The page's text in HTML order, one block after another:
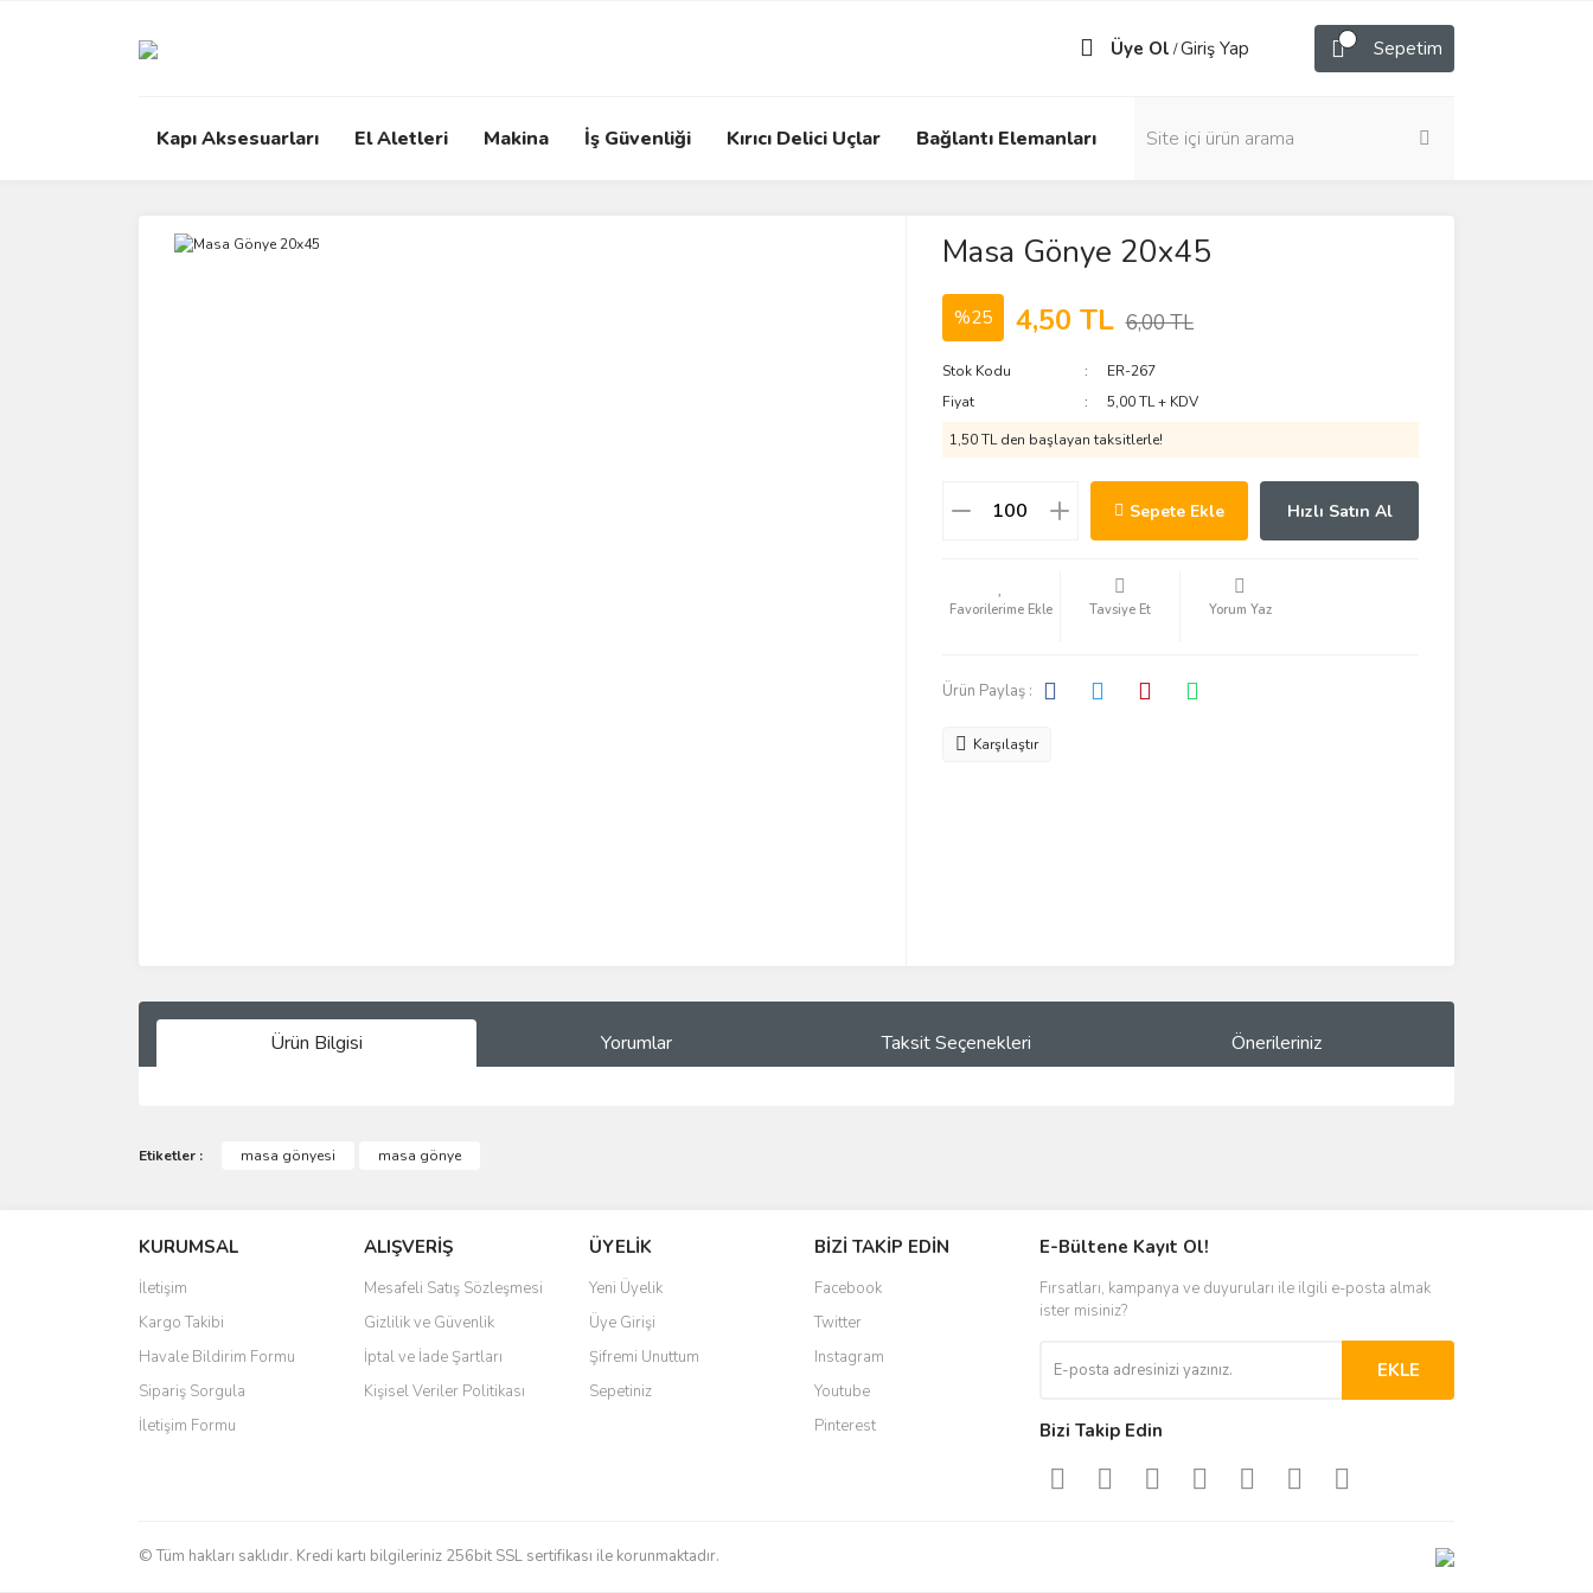
Üye Ol /Giriş Yap Sepetim
Kapı Aksesuarları El Aletleri Makina İş Güvenliği Kırıcı Delici Uçlar Bağlantı Elemanları
Masa Gönye 20x45
%25 4,50 TL 6,00 TL
Stok Kodu
ER-267
Fiyat
5,00 TL + KDV
1,50 TL den başlayan taksitlerle!
Sepete Ekle Hızlı Satın Al
Tavsiye Et Yorum Yaz
Ürün Paylaş :
Karşılaştır
Ürün Bilgisi Yorumlar Taksit Seçenekleri Önerileriniz
Yorum Yaz
Görüş ve önerileriniz için teşekkür ederiz.
Ürün açıklamasında eksik bilgiler bulunuyor.
Ürün bilgilerinde hatalar bulunuyor.
Ürün fiyatı diğer sitelerden daha pahalı.
Bu ürüne benzer farklı alternatifler olmalı.
Etiketler : masa gönyesi masa gönye
KURUMSAL
İletişim
Kargo Takibi
Havale Bildirim Formu
Sipariş Sorgula
İletişim Formu
ALIŞVERİŞ
Mesafeli Satış Sözleşmesi
Gizlilik ve Güvenlik
İptal ve İade Şartları
Kişisel Veriler Politikası
ÜYELİK
Yeni Üyelik
Üye Girişi
Şifremi Unuttum
Sepetiniz
BİZİ TAKİP EDİN
Facebook
Twitter
Instagram
Youtube
Pinterest
E-Bültene Kayıt Ol!
Fırsatları, kampanya ve duyuruları ile ilgili e-posta almak
ister misiniz?
EKLE
Bizi Takip Edin
© Tüm hakları saklıdır. Kredi kartı bilgileriniz 256bit SSL sertifikası ile korunmaktadır.